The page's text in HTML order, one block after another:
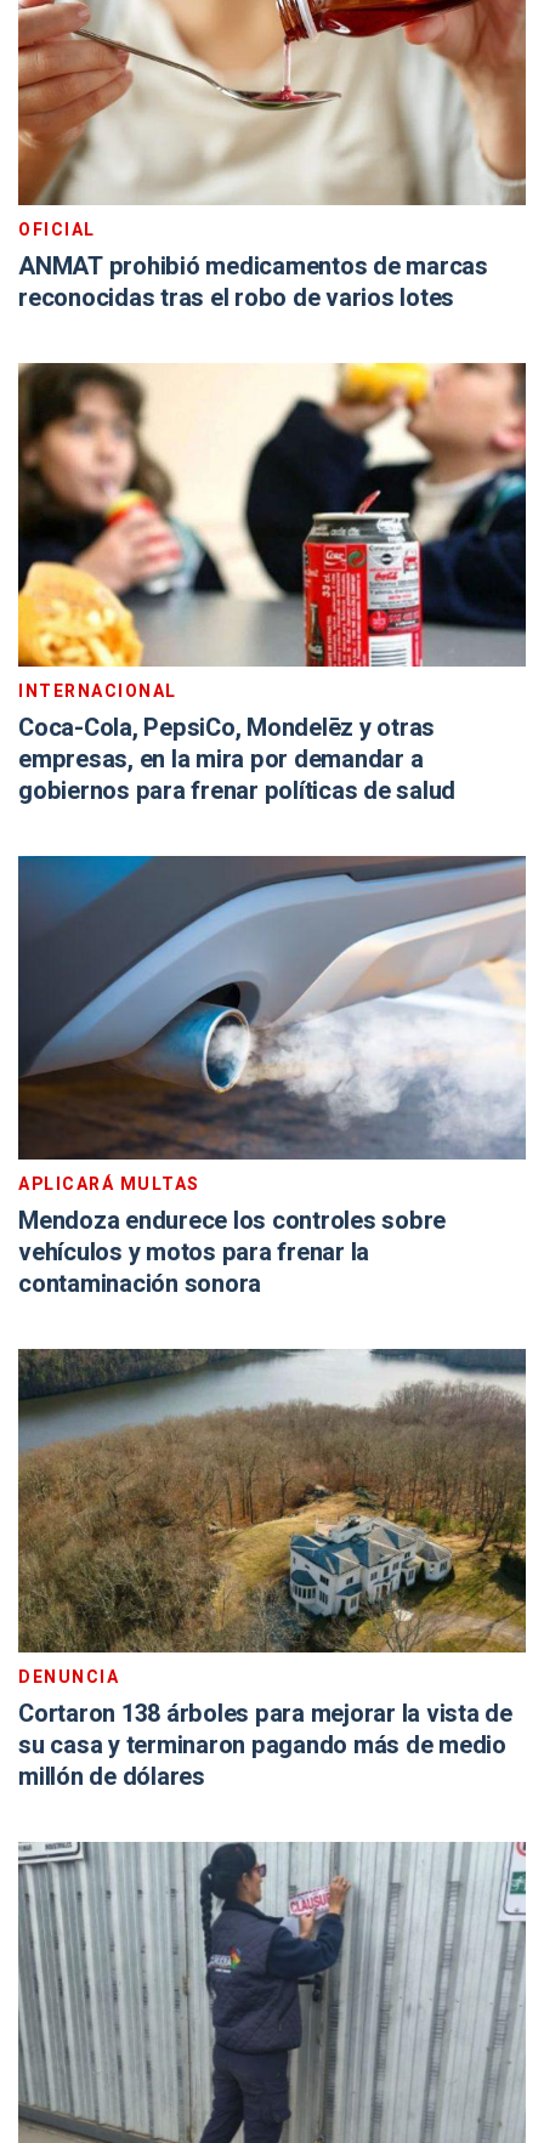
OFICIAL
ANMAT prohibió medicamentos de marcas
reconocidas tras el robo de varios lotes
INTERNACIONAL
Coca-Cola, PepsiCo, Mondelēz y otras
empresas, en la mira por demandar a
gobiernos para frenar políticas de salud
APLICARÁ MULTAS
Mendoza endurece los controles sobre
vehículos y motos para frenar la
contaminación sonora
DENUNCIA
Cortaron 138 árboles para mejorar la vista de
su casa y terminaron pagando más de medio
millón de dólares